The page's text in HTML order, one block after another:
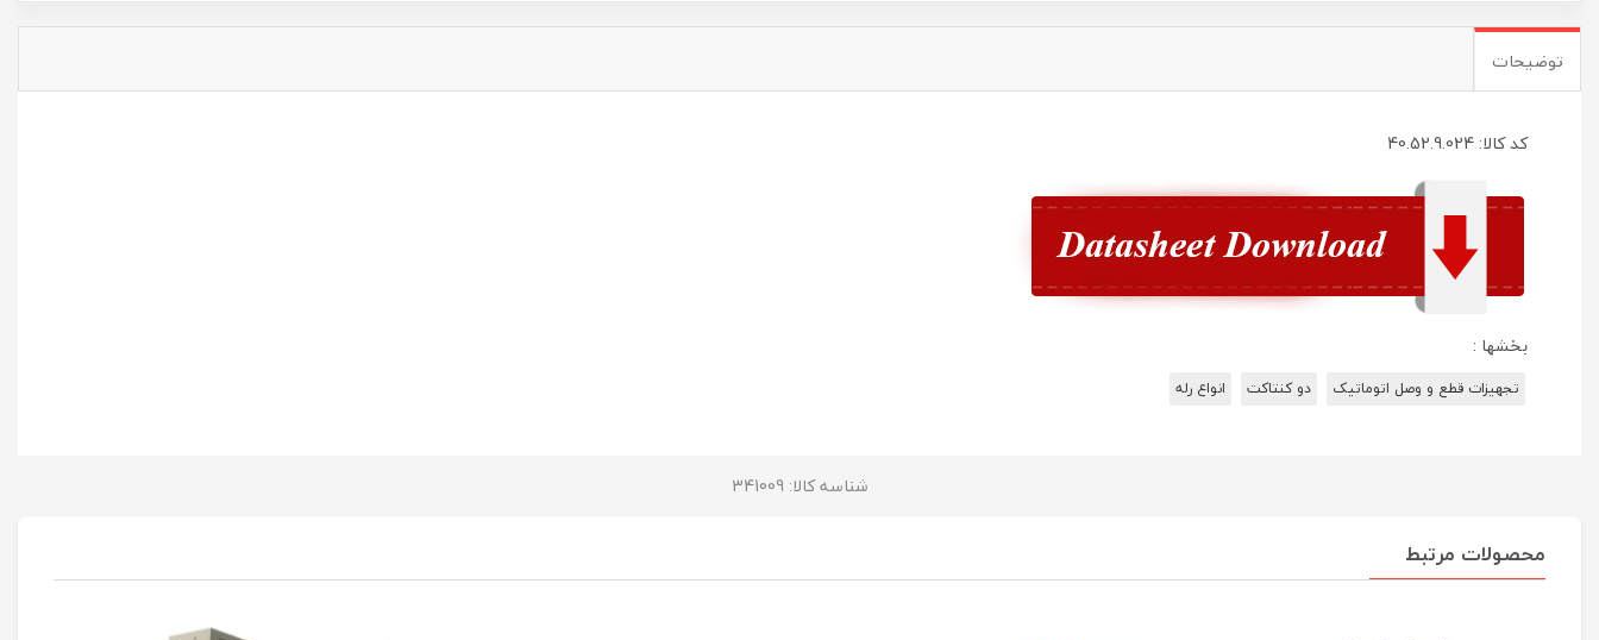
توضیحات
کد کالا: 40.52.9.024
بخشها :
تجهیزات قطع و وصل اتوماتیک دو کنتاکت انواع رله
شناسه کالا: 341009
محصولات مرتبط